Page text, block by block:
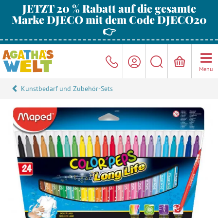
JETZT 20 % Rabatt auf die gesamte
Marke DJECO mit dem Code DJECO20
👉
Menu
Kunstbedarf und Zubehör-Sets